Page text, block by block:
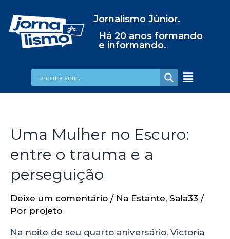
Jornalismo Júnior.
Há 20 anos formando
e informando.
Uma Mulher no Escuro:
entre o trauma e a
perseguição
Deixe um comentário / Na Estante, Sala33 /
Por projeto
Na noite de seu quarto aniversário, Victoria